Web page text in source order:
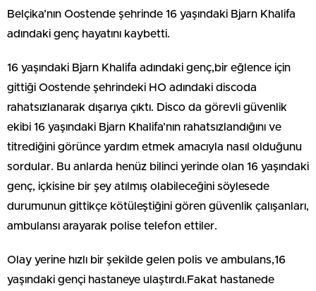
Belçika’nın Oostende şehrinde 16 yaşındaki Bjarn Khalifa
adındaki genç hayatını kaybetti.
16 yaşındaki Bjarn Khalifa adındaki genç,bir eğlence için
gittiği Oostende şehrindeki HO adındaki discoda
rahatsızlanarak dışarıya çıktı. Disco da görevli güvenlik
ekibi 16 yaşındaki Bjarn Khalifa’nın rahatsızlandığını ve
titrediğini görünce yardım etmek amacıyla nasıl olduğunu
sordular. Bu anlarda henüz bilinci yerinde olan 16 yaşındaki
genç, içkisine bir şey atılmış olabileceğini söylesede
durumunun gittikçe kötüleştiğini gören güvenlik çalışanları,
ambulansı arayarak polise telefon ettiler.
Olay yerine hızlı bir şekilde gelen polis ve ambulans,16
yaşındaki gençi hastaneye ulaştırdı.Fakat hastanede